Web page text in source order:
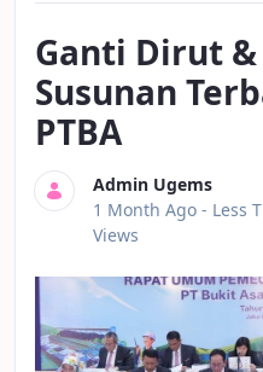
Ganti Dirut
Susunan
PTBA
Admin Ugems
Published Date
1 Month Ago - Less
Views